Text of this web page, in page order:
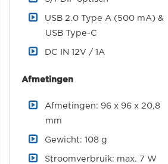
USB 2.0 Type A (500 mA) &
USB Type-C
DC IN 12V / 1A
Afmetingen
Afmetingen: 96 x 96 x 20,8
mm
Gewicht: 108 g
Stroomverbruik: max. 7 W